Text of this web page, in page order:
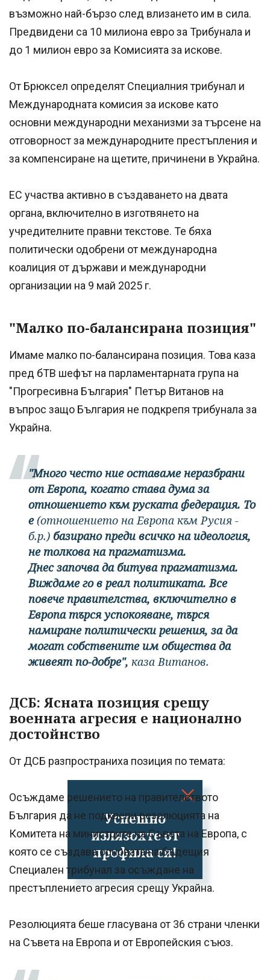
Успешно
излязохте от
профила си!
възможно най-бързо след влизането им в сила.
Предвидени са 10 милиона евро за Трибунала и
до 1 милион евро за Комисията за искове.
От Брюксел определят Специалния трибунал и
Международната комисия за искове като
основни международни механизми за търсене на
отговорност за международните престъпления и
за компенсиране на щетите, причинени в Украйна.
ЕС участва активно в създаването на двата
органа, включително в изготвянето на
учредителните правни текстове. Те бяха
политически одобрени от международна
коалиция от държави и международни
организации на 9 май 2025 г.
"Малко по-балансирана позиция"
Имаме малко по-балансирана позиция. Това каза
пред бТВ шефът на парламентарната група на
"Прогресивна България" Петър Витанов на
въпрос защо България не подкрепя трибунала за
Украйна.
"Много често ние оставаме неразбрани
от Европа, когато става дума за
отношението към руската федерация. То
е(отношението на Европа към Русия -
б.р.) базирано преди всичко на идеология,
не толкова на прагматизма.
Днес започва да битува прагматизма.
Виждаме го в реал политиката. Все
повече правителства, включително в
Европа търся успокояване, търся
намиране политически решения, за да
могат собствените им общества да
живеят по-добре", каза Витанов.
ДСБ: Ясната позиция срещу
военната агресия е национално
достойнство
От ДСБ разпространиха позиция по темата:
Осъждаме решението на правителството
България да не подкрепи резолюцията на
Комитета на министрите на Съвета на Европа, с
която се създава основата на бъдещия
Специален трибунал за осъждане на
престъплението агресия срещу Украйна.
Резолюцията беше гласувана от 36 страни членки
на Съвета на Европа и от Европейския съюз.